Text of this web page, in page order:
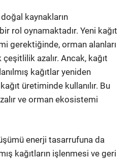
kaynakların
rol oynamaktadır. Yeni kağıt
gerektiğinde, orman alanları
azalır. Ancak, kağıt
kağıtlar yeniden
üretiminde kullanılır. Bu
ve orman ekosistemi
enerji tasarrufuna da
kağıtların işlenmesi ve geri